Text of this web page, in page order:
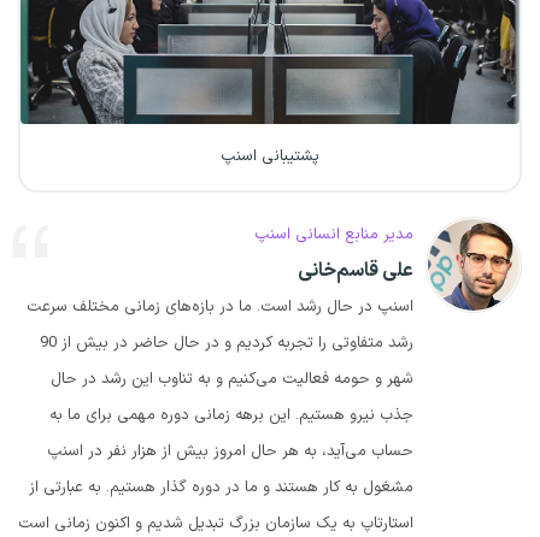
پشتیبانی اسنپ
مدیر منابع انسانی اسنپ
علی قاسم‌خانی
اسنپ در حال رشد است. ما در بازه‌های زمانی مختلف سرعت
رشد متفاوتی را تجربه کردیم و در حال حاضر در بیش از 90
شهر و حومه فعالیت می‌کنیم و به تناوب این رشد در حال
جذب نیرو هستیم. این برهه زمانی دوره مهمی برای ما به
حساب می‌آید، به ‌هر حال امروز بیش از هزار نفر در اسنپ
مشغول به کار هستند و ما در دوره گذار هستیم. به عبارتی از
استارتاپ به یک سازمان بزرگ تبدیل شدیم و اکنون زمانی است